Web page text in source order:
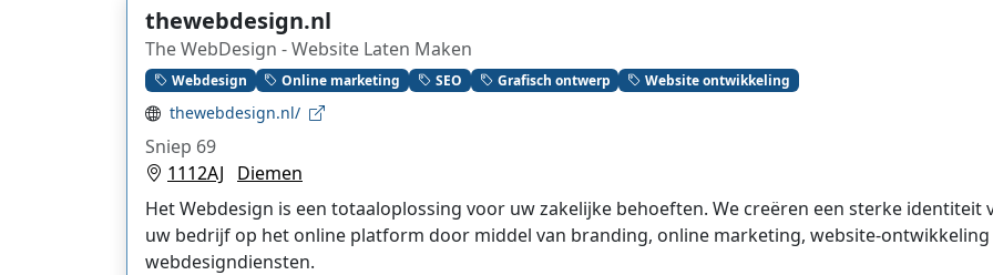
thewebdesign.nl
The WebDesign - Website Laten Maken
Webdesign Online marketing SEO Grafisch ontwerp Website ontwikkeling
thewebdesign.nl/
Sniep 69
1112AJ
Diemen
Het Webdesign is een totaaloplossing voor uw zakelijke behoeften. We creëren een sterke identiteit
uw bedrijf op het online platform door middel van branding, online marketing, website-ontwikkeling
webdesigndiensten.